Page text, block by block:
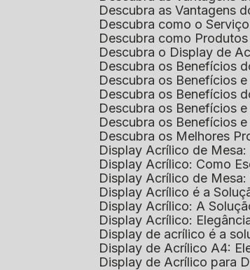
Descubra as Vantagens
Descubra como o
Descubra como
Descubra o Display de
Descubra os Benefícios
Descubra os Benefícios
Descubra os Benefícios
Descubra os Benefícios
Descubra os Benefícios
Descubra os Melhores
Display Acrílico de
Display Acrílico: Como
Display Acrílico de
Display Acrílico é a
Display Acrílico: A
Display Acrílico:
Display de acrílico é a
Display de Acrílico A4:
Display de Acrílico para